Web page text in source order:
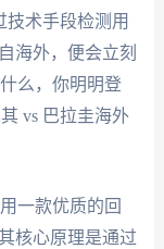
技术手段检测用
海外，便会立刻
么，你明明登
vs 巴拉圭海外
一款优质的回
核心原理是通过